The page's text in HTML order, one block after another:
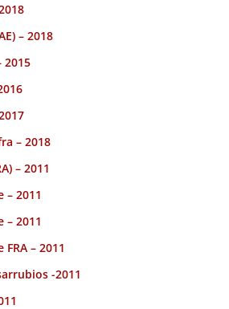
– 2018
2015
– 2018
– 2011
– 2011
– 2011
– 2011
-2011